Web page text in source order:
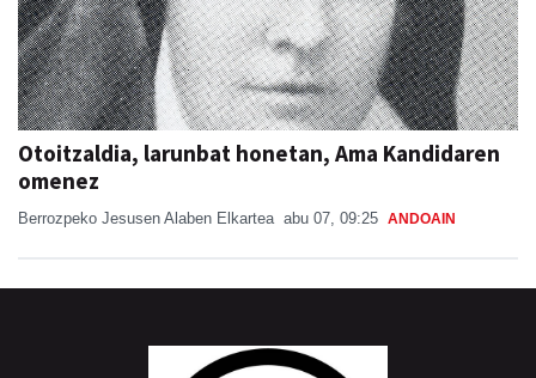
Otoitzaldia, larunbat honetan, Ama Kandidaren
omenez
Berrozpeko Jesusen Alaben Elkartea abu 07, 09:25 ANDOAIN